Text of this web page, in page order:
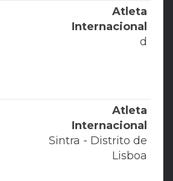
Atleta
Internacional
d
Atleta
Internacional
Sintra - Distrito de
Lisboa